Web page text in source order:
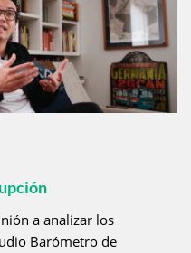
a analizar los
Barómetro de